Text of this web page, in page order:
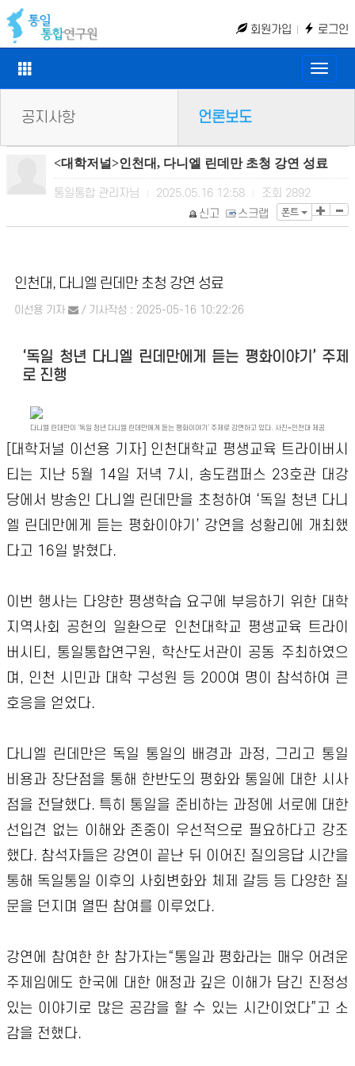
회원가입 로그인
Toggle
공지사항 언론보도
<대학저널>인천대, 다니엘 린데만 초청 강연 성료
통일통합 관리자님 2025.05.16 12:58 조회 2892
폰트
신고 스크랩
인천대, 다니엘 린데만 초청 강연 성료
이선용 기자 / 기사작성 : 2025-05-16 10:22:26
‘독일 청년 다니엘 린데만에게 듣는 평화이야기’ 주제
로 진행
다니엘 린데만이 ‘독일 청년 다니엘 린데만에게 듣는 평화이야기’ 주제로 강연하고 있다. 사진=인천대 제공
[대학저널 이선용 기자] 인천대학교 평생교육 트라이버시
티는 지난 5월 14일 저녁 7시, 송도캠퍼스 23호관 대강
당에서 방송인 다니엘 린데만을 초청하여 ‘독일 청년 다니
엘 린데만에게 듣는 평화이야기’ 강연을 성황리에 개최했
다고 16일 밝혔다.
이번 행사는 다양한 평생학습 요구에 부응하기 위한 대학
지역사회 공헌의 일환으로 인천대학교 평생교육 트라이
버시티, 통일통합연구원, 학산도서관이 공동 주최하였으
며, 인천 시민과 대학 구성원 등 200여 명이 참석하여 큰
호응을 얻었다.
다니엘 린데만은 독일 통일의 배경과 과정, 그리고 통일
비용과 장단점을 통해 한반도의 평화와 통일에 대한 시사
점을 전달했다. 특히 통일을 준비하는 과정에 서로에 대한
선입견 없는 이해와 존중이 우선적으로 필요하다고 강조
했다. 참석자들은 강연이 끝난 뒤 이어진 질의응답 시간을
통해 독일통일 이후의 사회변화와 체제 갈등 등 다양한 질
문을 던지며 열띤 참여를 이루었다.
강연에 참여한 한 참가자는“통일과 평화라는 매우 어려운
주제임에도 한국에 대한 애정과 깊은 이해가 담긴 진정성
있는 이야기로 많은 공감을 할 수 있는 시간이었다”고 소
감을 전했다.